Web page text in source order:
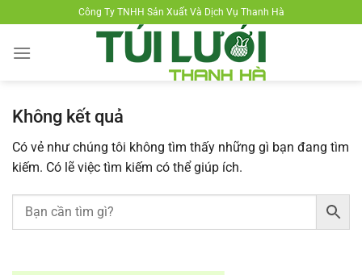
đến
nội
Công Ty TNHH Sản Xuất Và Dịch Vụ Thanh Hà
Không kết quả
Có vẻ như chúng tôi không tìm thấy những gì bạn đang tìm
kiếm. Có lẽ việc tìm kiếm có thể giúp ích.